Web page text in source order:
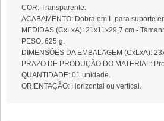
COR: Transparente.
ACABAMENTO: Dobra em L para suporte
MEDIDAS (CxLxA): 21x11x29,7 cm -
PESO: 625 g.
DIMENSÕES DA EMBALAGEM (CxLxA):
PRAZO DE PRODUÇÃO DO MATERIAL:
QUANTIDADE: 01 unidade.
ORIENTAÇÃO: Horizontal ou vertical.